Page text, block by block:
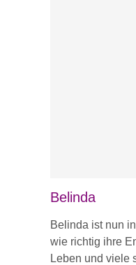
Belinda
Belinda ist nun
wie richtig ihre
Leben und viele